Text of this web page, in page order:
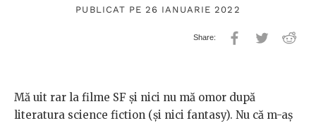
PUBLICAT PE 26 IANUARIE 2022
Mă uit rar la filme SF și nici nu mă omor după
literatura science fiction (și nici fantasy). Nu că m-aș